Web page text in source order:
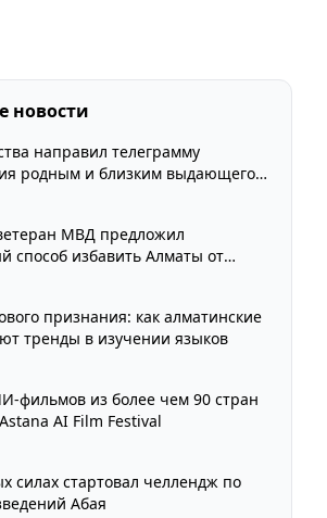
новости
направил телеграмму
родным и близким выдающегося
Ардака Амиркулова
МВД предложил
способ избавить Алматы от
признания: как алматинские
тренды в изучении языков
фильмов из более чем 90 стран
AI Film Festival
силах стартовал челлендж по
Абая